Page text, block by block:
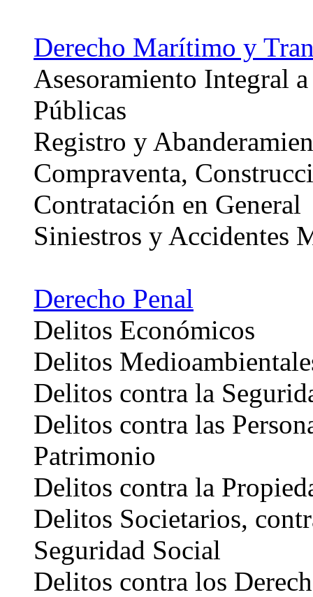
Derecho Marítimo y
Asesoramiento Integral
Públicas
Registro y
Compraventa,
Contratación en General
Siniestros y Accidentes
Derecho Penal
Delitos Económicos
Delitos
Delitos contra la
Delitos contra las
Patrimonio
Delitos contra la
Delitos Societarios,
Seguridad Social
Delitos contra los